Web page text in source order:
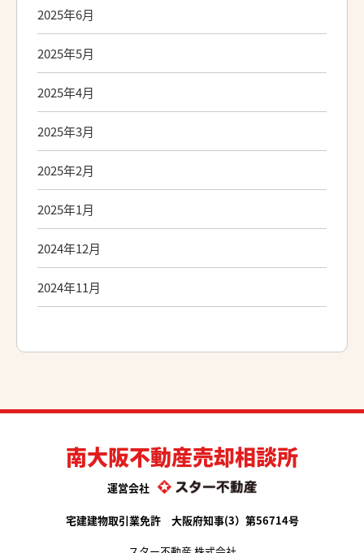
2025年6月
2025年5月
2025年4月
2025年3月
2025年2月
2025年1月
2024年12月
2024年11月
南大阪不動産売却相談所
運営会社
宅建建物取引業免許 大阪府知事(3）第56714号